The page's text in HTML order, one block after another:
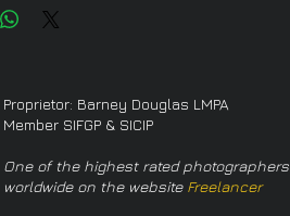
Proprietor: Barney Douglas LMPA
Member SIFGP & SICIP
One of the highest rated photographers
worldwide on the website Freelancer